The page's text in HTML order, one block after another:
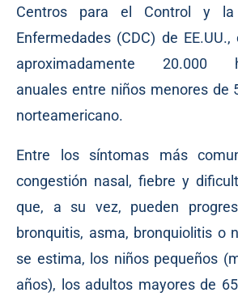
Centros para el Control y la
Enfermedades (CDC) de
aproximadamente 20.000
anuales entre niños menores de
norteamericano.
Entre los síntomas más
congestión nasal, fiebre y
que, a su vez, pueden
bronquitis, asma, bronquiolitis o
se estima, los niños pequeños
años), los adultos mayores de